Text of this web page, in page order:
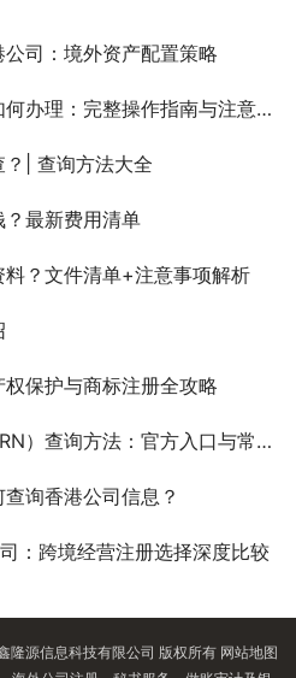
司：境外资产配置策略
理：完整操作指南与注意事项
| 查询方法大全
最新费用清单
？文件清单+注意事项解析
保护与商标注册全攻略
查询方法：官方入口与常见操作
询香港公司信息？
：跨境经营注册选择深度比较
源信息科技有限公司 版权所有 网站地图